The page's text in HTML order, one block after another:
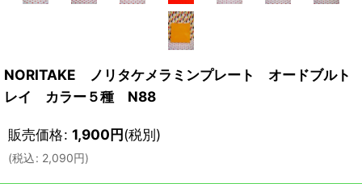
NORITAKE ノリタケメラミンプレート オードブルト
レイ カラー５種 N88
販売価格: 1,900円(税別)
(税込: 2,090円)